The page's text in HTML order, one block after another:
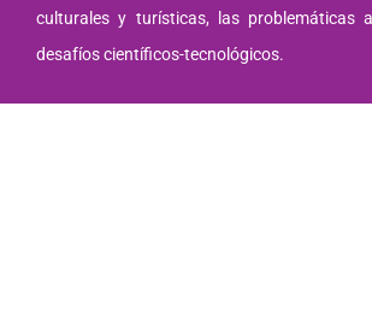
culturales y turísticas, las problemáticas
desafíos científicos-tecnológicos.